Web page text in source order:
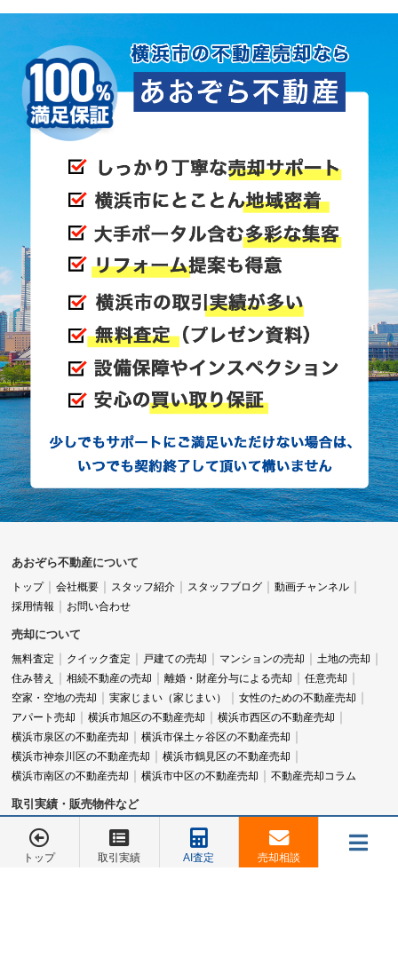
あおぞら不動産について
トップ 会社概要 スタッフ紹介 スタッフブログ
動画チャンネル
採用情報
お問い合わせ
売却について
無料査定 クイック査定 戸建ての売却 マンションの売却
土地の売却
住み替え
相続不動産の売却 離婚・財産分与による売却
任意売却
空家・空地の売却
実家じまい（家じまい）
女性のための不動産売却
アパート売却
横浜市旭区の不動産売却
横浜市西区の不動産売却
横浜市泉区の不動産売却
横浜市保土ヶ谷区の不動産売却
横浜市神奈川区の不動産売却
横浜市鶴見区の不動産売却
横浜市南区の不動産売却
横浜市中区の不動産売却 不動産売却コラム
取引実績・販売物件など
取引実績 成功ストーリー 販売中物件
旧分譲地一覧
マンションカタログ
トップ 取引実績 AI査定
売却相談